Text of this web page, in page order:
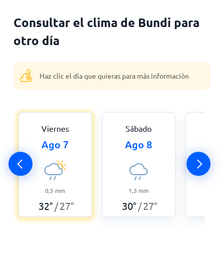
Consultar el clima de Bundi para
otro día
Haz clic el día que quieras para más información
Viernes
Ago 7
0,5 mm
32° /27°
Sábado
Ago 8
1,3 mm
30° /27°